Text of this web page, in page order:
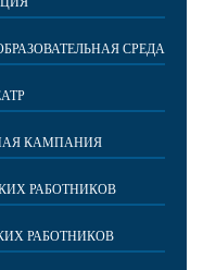
СРЕДА
КАМПАНИЯ
РАБОТНИКОВ
РАБОТНИКОВ